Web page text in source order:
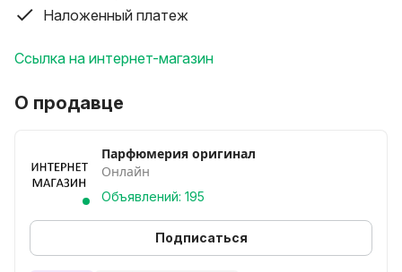
Наложенный платеж
Ссылка на интернет-магазин
О продавце
Парфюмерия оригинал
Онлайн
Объявлений: 195
Подписаться